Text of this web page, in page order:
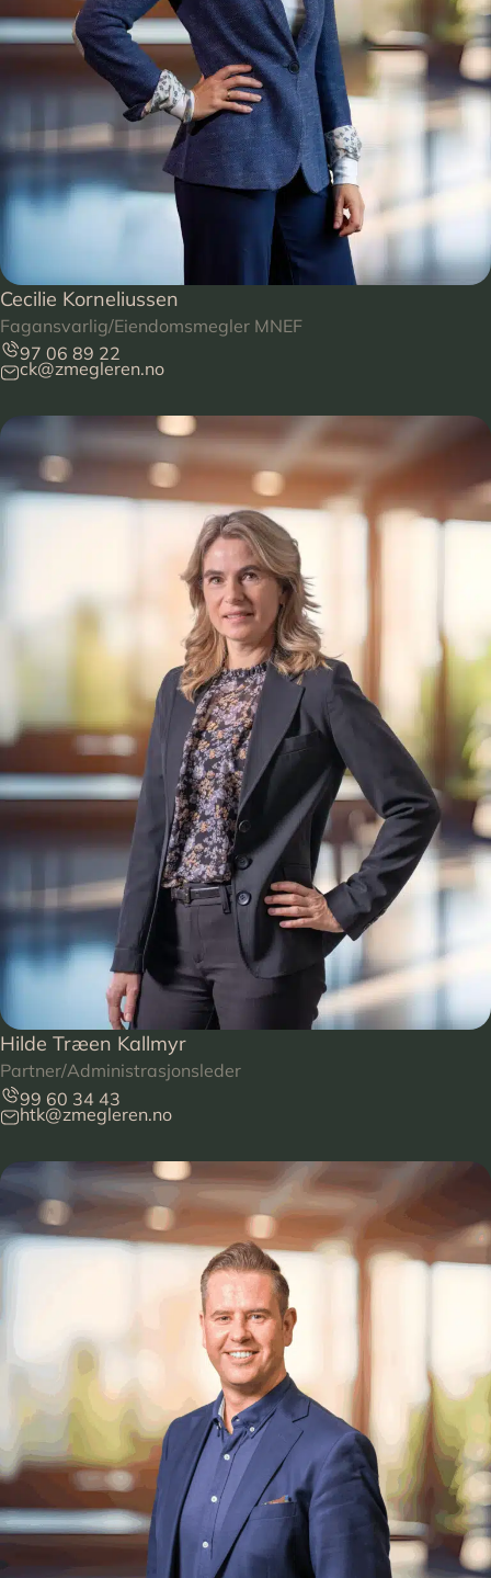
Cecilie Korneliussen
Fagansvarlig/Eiendomsmegler MNEF
97 06 89 22
ck@zmegleren.no
Hilde Træen Kallmyr
Partner/Administrasjonsleder
99 60 34 43
htk@zmegleren.no